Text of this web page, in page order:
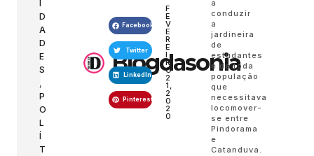
I
D
A
D
E
S
P
O
L
Í
T
Blogdasonia
Facebook
Twitter
LinkedIn
Pinterest
F
E
V
E
R
E
I
R
O
2
1,
2
0
2
0
a
conduzir
a
jardineira
de
estudantes
e de toda
população
que
necessitava
locomover-
se entre
Pindorama
e
Catanduva.